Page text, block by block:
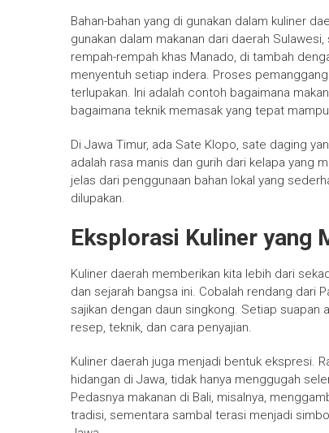
Bahan-bahan yang di gunakan dalam kuliner
gunakan dalam makanan dari daerah
rempah-rempah khas Manado, di tambah
menyentuh setiap indera. Proses
terlupakan. Ini adalah contoh bagaimana
bagaimana teknik memasak yang tepat
Di Jawa Timur, ada Sate Klopo, sate daging
adalah rasa manis dan gurih dari kelapa yang
jelas dari penggunaan bahan lokal yang
dilupakan.
Eksplorasi Kuliner yang
Kuliner daerah memberikan kita lebih dari
dan sejarah bangsa ini. Cobalah rendang dari
sajikan dengan daun singkong. Setiap
resep, teknik, dan cara penyajian.
Kuliner daerah juga menjadi bentuk ekspresi.
hidangan di Jawa, tidak hanya menggugah
Pedasnya makanan di Bali, misalnya,
tradisi, sementara sambal terasi menjadi